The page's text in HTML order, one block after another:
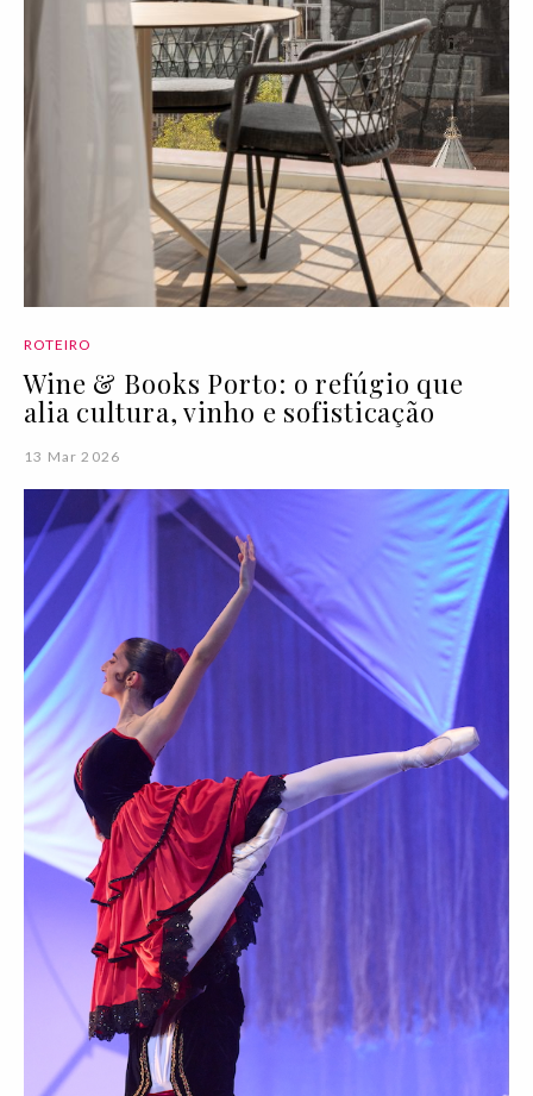
ROTEIRO
Wine & Books Porto: o refúgio que
alia cultura, vinho e sofisticação
13 Mar 2026